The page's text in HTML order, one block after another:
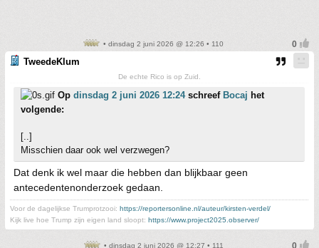
• dinsdag 2 juni 2026 @ 12:26 • 110
TweedeKlum
De echte Rico is op Zuid.
Op dinsdag 2 juni 2026 12:24schreef Bocaj het
volgende:
[..]
Misschien daar ook wel verzwegen?
Dat denk ik wel maar die hebben dan blijkbaar geen
antecedentenonderzoek gedaan.
Voor de dagelijkse Trumprotzooi: https://reportersonline.nl/auteur/kirsten-verdel/
Kijk live hoe Trump zijn eigen land sloopt: https://www.project2025.observer/
• dinsdag 2 juni 2026 @ 12:27 • 111